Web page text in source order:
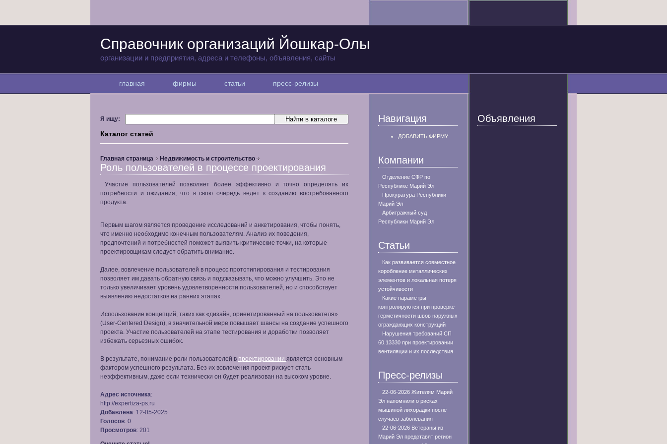
Справочник организаций Йошкар-Олы
организации и предприятия, адреса и телефоны, объявления, сайты
главная фирмы статьи пресс-релизы
Я ищу:
Каталог статей
Главная страница Недвижимость и строительство
Роль пользователей в процессе проектирования
Участие пользователей позволяет более эффективно и точно определять их
потребности и ожидания, что в свою очередь ведет к созданию востребованного
продукта.
Первым шагом является проведение исследований и анкетирования, чтобы понять,
что именно необходимо конечным пользователям. Анализ их поведения,
предпочтений и потребностей поможет выявить критические точки, на которые
проектировщикам следует обратить внимание.
Далее, вовлечение пользователей в процесс прототипирования и тестирования
позволяет им давать обратную связь и подсказывать, что можно улучшить. Это не
только увеличивает уровень удовлетворенности пользователей, но и способствует
выявлению недостатков на ранних этапах.
Использование концепций, таких как «дизайн, ориентированный на пользователя»
(User-Centered Design), в значительной мере повышает шансы на создание успешного
проекта. Участие пользователей на этапе тестирования и доработки позволяет
избежать серьезных ошибок.
В результате, понимание роли пользователей в проектировании является основным
фактором успешного результата. Без их вовлечения проект рискует стать
неэффективным, даже если технически он будет реализован на высоком уровне.
Адрес источника:
http://expertiza-ps.ru
Добавлена: 12-05-2025
Голосов: 0
Просмотров: 201
Навигация
ДОБАВИТЬ ФИРМУ
Компании
Отделение СФР по
Республике Марий Эл
Прокуратура Республики
Марий Эл
Арбитражный суд
Республики Марий Эл
Статьи
Как развивается совместное
коробление металлических
элементов и локальная потеря
устойчивости
Какие параметры
контролируются при проверке
герметичности швов наружных
ограждающих конструкций
Нарушения требований СП
60.13330 при проектировании
вентиляции и их последствия
Пресс-релизы
22-06-2026 Жителям Марий
Эл напомнили о рисках
мышиной лихорадки после
случаев заболевания
22-06-2026 Ветераны из
Марий Эл представят регион
Объявления